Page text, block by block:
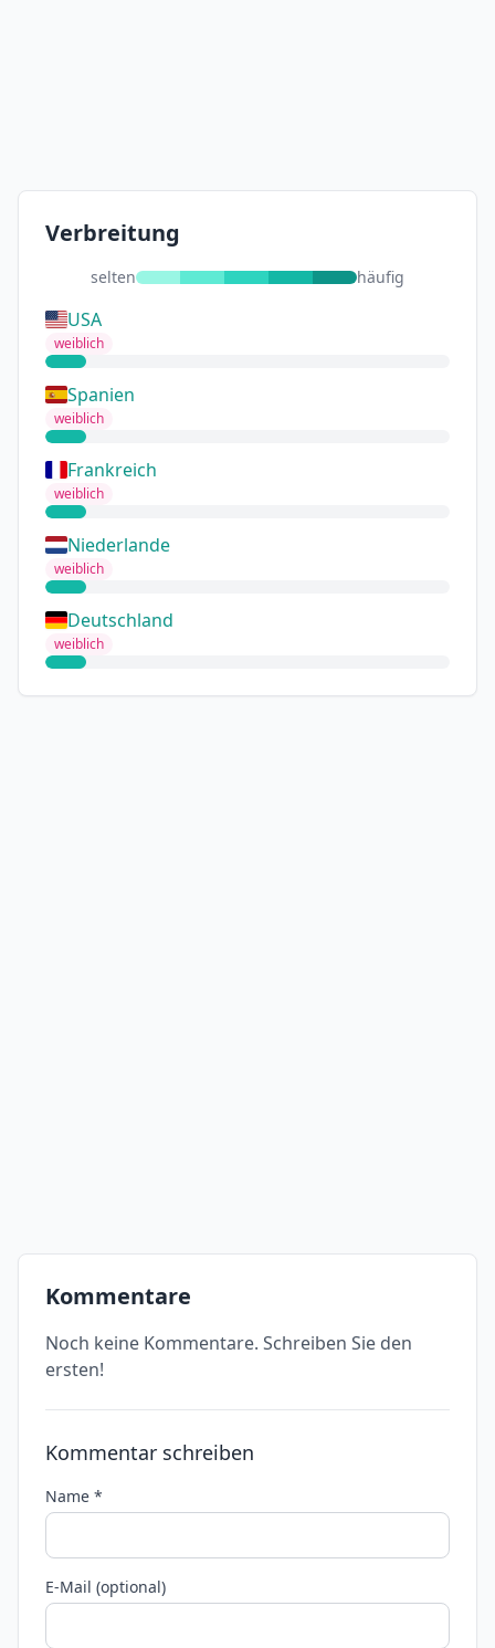
Verbreitung
selten häufig
USA
weiblich
Spanien
weiblich
Frankreich
weiblich
Niederlande
weiblich
Deutschland
weiblich
Kommentare
Noch keine Kommentare. Schreiben Sie den
ersten!
Kommentar schreiben
Name *
E-Mail (optional)